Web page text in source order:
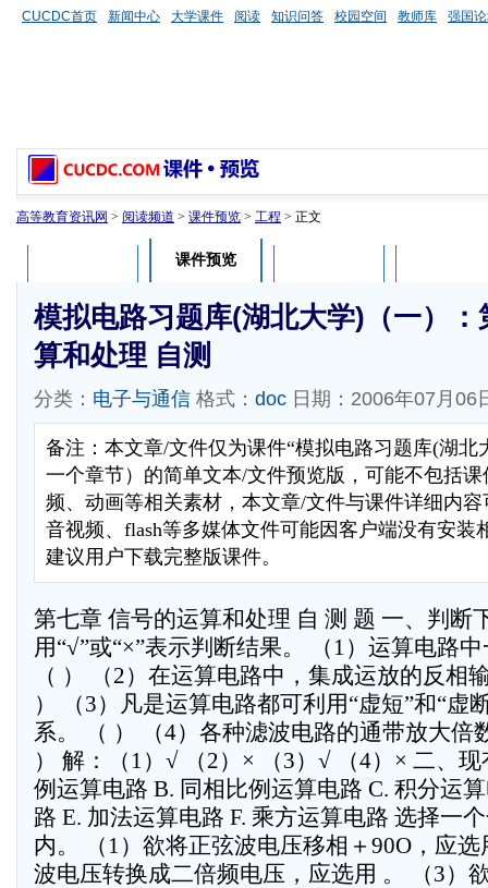
CUCDC首页 新闻中心 大学课件 阅读 知识问答 校园空间 教师库 强国
高等教育资讯网 > 阅读频道 > 课件预览 > 工程 > 正文
课件预览
模拟电路习题库(湖北大学)（一）：
算和处理 自测
分类： 电子与通信 格式： doc 日期：2006年07月06
备注：本文章/文件仅为课件“模拟电路习题库(湖北
一个章节）的简单文本/文件预览版，可能不包括
频、动画等相关素材，本文章/文件与课件详细内
音视频、flash等多媒体文件可能因客户端没有安装
建议用户下载完整版课件。
第七章 信号的运算和处理 自 测 题 一、判断
用“√”或“×”表示判断结果。 （1）运算电路
（ ） （2）在运算电路中，集成运放的反相
） （3）凡是运算电路都可利用“虚短”和“虚
系。 （ ） （4）各种滤波电路的通带放大倍
） 解：（1）√ （2）× （3）√ （4）× 二、
例运算电路 B. 同相比例运算电路 C. 积分运
路 E. 加法运算电路 F. 乘方运算电路 选择一
内。 （1）欲将正弦波电压移相＋90O，应
波电压转换成二倍频电压，应选用 。 （3）